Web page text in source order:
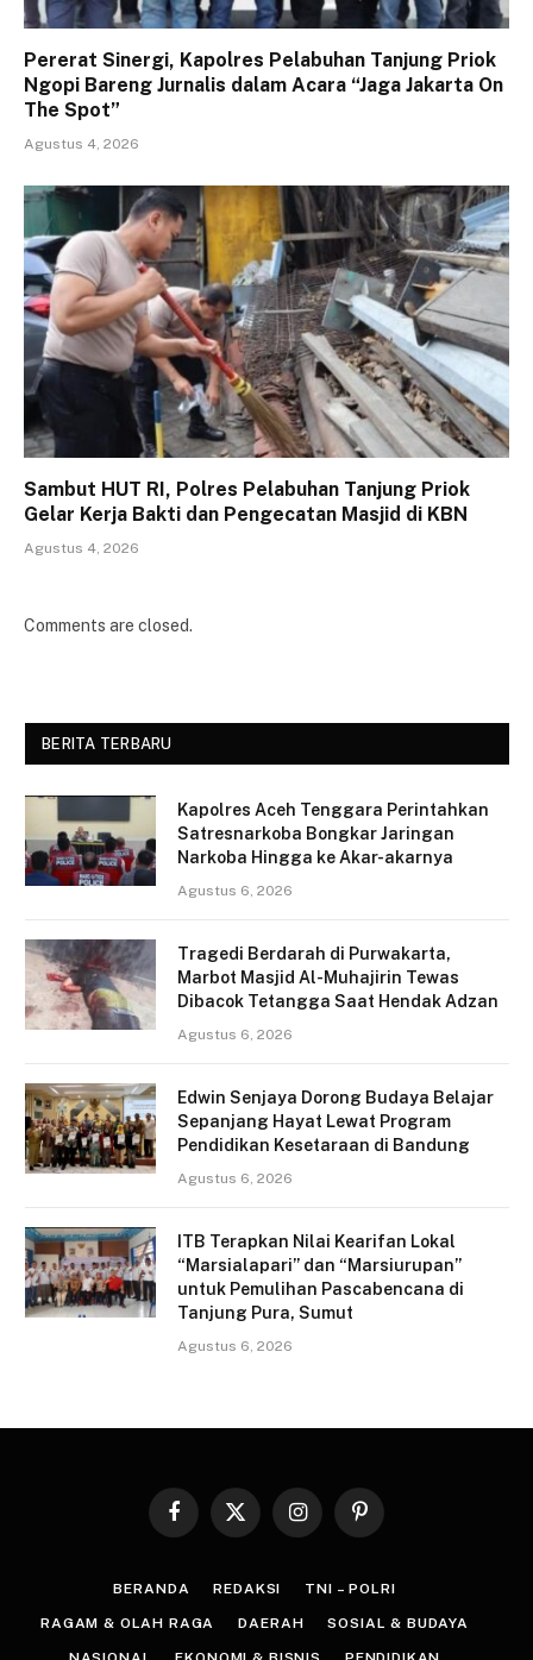
Pererat Sinergi, Kapolres Pelabuhan Tanjung Priok
Ngopi Bareng Jurnalis dalam Acara “Jaga Jakarta On
The Spot”
Agustus 4, 2026
Sambut HUT RI, Polres Pelabuhan Tanjung Priok
Gelar Kerja Bakti dan Pengecatan Masjid di KBN
Agustus 4, 2026
Comments are closed.
BERITA TERBARU
Kapolres Aceh Tenggara Perintahkan
Satresnarkoba Bongkar Jaringan
Narkoba Hingga ke Akar-akarnya
Agustus 6, 2026
Tragedi Berdarah di Purwakarta,
Marbot Masjid Al-Muhajirin Tewas
Dibacok Tetangga Saat Hendak Adzan
Agustus 6, 2026
Edwin Senjaya Dorong Budaya Belajar
Sepanjang Hayat Lewat Program
Pendidikan Kesetaraan di Bandung
Agustus 6, 2026
ITB Terapkan Nilai Kearifan Lokal
“Marsialapari” dan “Marsiurupan”
untuk Pemulihan Pascabencana di
Tanjung Pura, Sumut
Agustus 6, 2026
Facebook
X
InstagramPinterest
BERANDA REDAKSI TNI – POLRI
RAGAM & OLAH RAGA DAERAH SOSIAL & BUDAYA